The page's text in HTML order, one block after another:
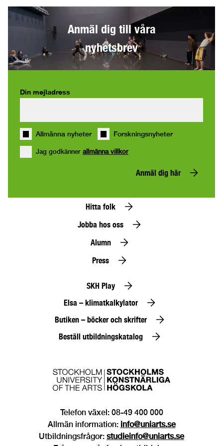
Anmäl dig till våra
nyhetsbrev
Din mejladress
Allmänna nyheter Forskningsnyheter
Jag godkänner allmänna villkor
Anmäl dig här
Hitta folk
Jobba hos oss
Alumn
Press
SKH Play
Elsa – klimatkalkylator
Butiken – böcker och skrifter
Beställ utbildningskatalog
Telefon växel: 08-49 400 000
Allmän information: info@uniarts.se
Utbildningsfrågor: studieinfo@uniarts.se